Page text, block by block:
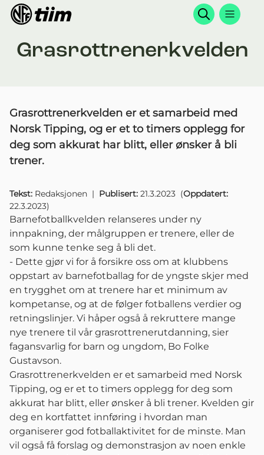
Søk
Grasrottrenerkvelden
Grasrottrenerkvelden er et samarbeid med
Norsk Tipping, og er et to timers opplegg for
deg som akkurat har blitt, eller ønsker å bli
trener.
Tekst: Redaksjonen | Publisert: 21.3.2023 (Oppdatert:
22.3.2023)
Barnefotballkvelden relanseres under ny
innpakning, der målgruppen er trenere, eller de
som kunne tenke seg å bli det.
- Dette gjør vi for å forsikre oss om at klubbens
oppstart av barnefotballag for de yngste skjer med
en trygghet om at trenere har et minimum av
kompetanse, og at de følger fotballens verdier og
retningslinjer. Vi håper også å rekruttere mange
nye trenere til vår grasrottrenerutdanning, sier
fagansvarlig for barn og ungdom, Bo Folke
Gustavson.
Grasrottrenerkvelden er et samarbeid med Norsk
Tipping, og er et to timers opplegg for deg som
akkurat har blitt, eller ønsker å bli trener. Kvelden gir
deg en kortfattet innføring i hvordan man
organiserer god fotballaktivitet for de minste. Man
vil også få forslag og demonstrasjon av noen enkle